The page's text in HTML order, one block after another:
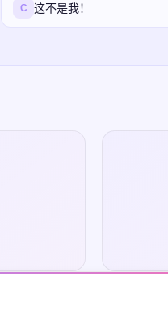
C 这不是我！